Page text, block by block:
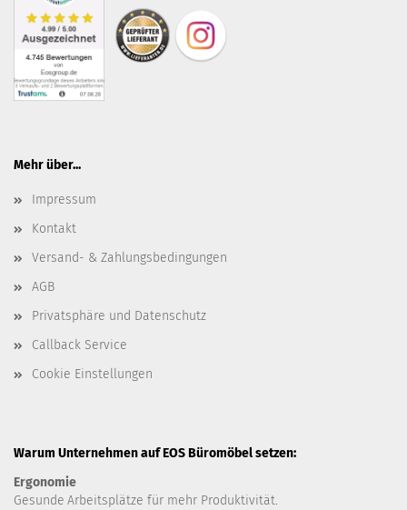
Mehr über...
Impressum
Kontakt
Versand- & Zahlungsbedingungen
AGB
Privatsphäre und Datenschutz
Callback Service
Cookie Einstellungen
Warum Unternehmen auf EOS Büromöbel setzen:
Ergonomie
Gesunde Arbeitsplätze für mehr Produktivität.